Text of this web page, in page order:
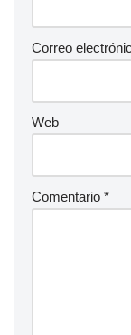
Correo
Web
Comentario *